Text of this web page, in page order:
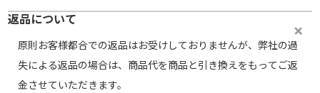
返品について
原則お客様都合での返品はお受けしておりませんが、弊社の過
失による返品の場合は、商品代を商品と引き換えをもってご返
金させていただきます。